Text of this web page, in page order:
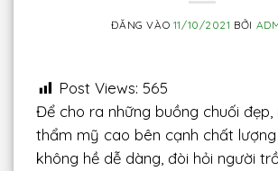
ĐĂNG VÀO 11/10/2021 BỞI
Post Views: 565
Để cho ra những buồng chuối đẹp,
thẩm mỹ cao bên cạnh chất
không hề dễ dàng, đòi hỏi người